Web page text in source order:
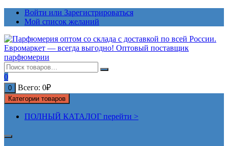
ПерейтиВойти или Зарегистрироваться
Мой список желаний
0
0 Всего: 0₽
Категории товаров
ПОЛНЫЙ КАТАЛОГ перейти >